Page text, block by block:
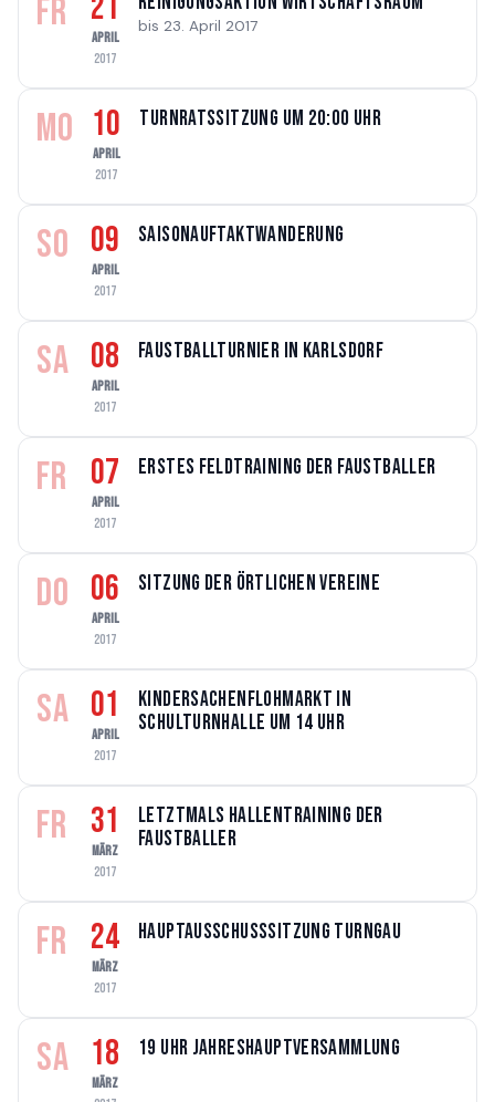
FR
APRIL
2017
bis 23. April 2017
MO 10
APRIL
2017
Turnratssitzung um 20:00 Uhr
SO 09
APRIL
2017
Saisonauftaktwanderung
SA 08
APRIL
2017
Faustballturnier in Karlsdorf
FR 07
APRIL
2017
Erstes Feldtraining der Faustballer
DO 06
APRIL
2017
Sitzung der örtlichen Vereine
SA 01
APRIL
2017
Kindersachenflohmarkt in
Schulturnhalle um 14 Uhr
FR 31
MÄRZ
2017
Letztmals Hallentraining der
Faustballer
FR 24
MÄRZ
2017
Hauptausschusssitzung Turngau
SA 18
MÄRZ
19 Uhr Jahreshauptversammlung